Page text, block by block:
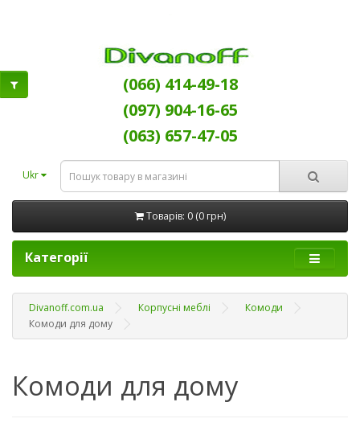
(066) 414-49-18
(097) 904-16-65
(063) 657-47-05
Ukr
Товарів: 0 (0 грн)
Категорії
Divanoff.com.ua Корпусні меблі
Комоди
Комоди для дому
Комоди для дому